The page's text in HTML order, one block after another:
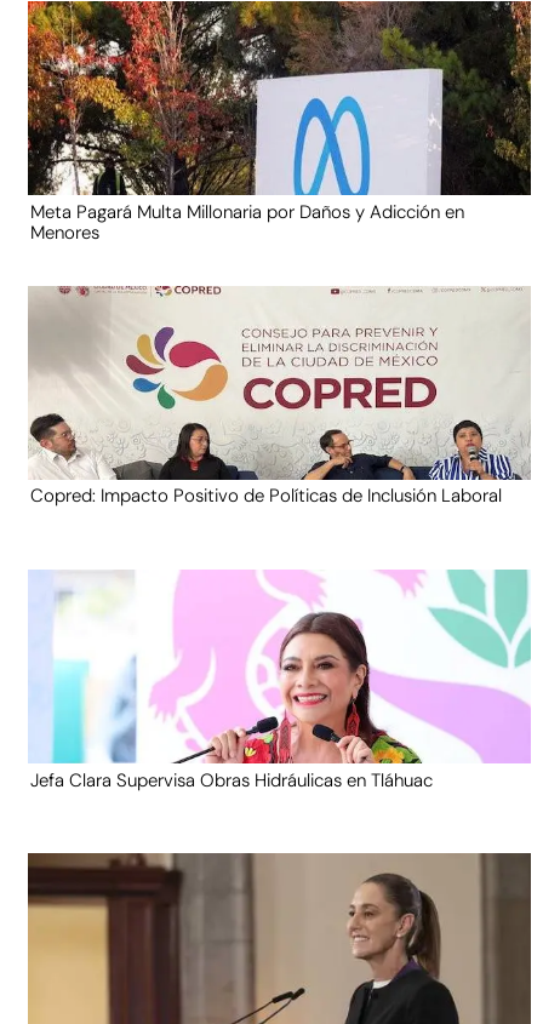
Meta Pagará Multa Millonaria por Daños y Adicción en
Menores
Copred: Impacto Positivo de Políticas de Inclusión Laboral
Jefa Clara Supervisa Obras Hidráulicas en Tláhuac